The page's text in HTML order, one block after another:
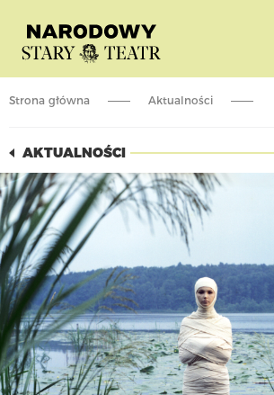
Strona główna
Aktualności
AKTUALNOŚCI